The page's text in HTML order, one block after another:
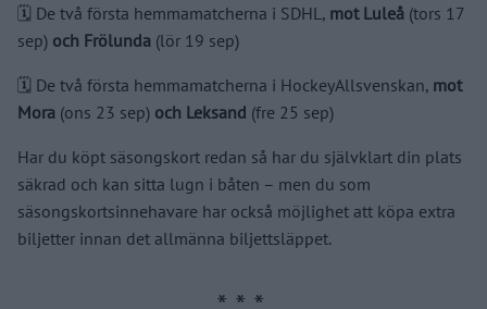
🗓️ De två första hemmamatcherna i SDHL, mot Luleå (tors 17
sep) och Frölunda (lör 19 sep)
🗓️ De två första hemmamatcherna i HockeyAllsvenskan, mot
Mora (ons 23 sep) och Leksand (fre 25 sep)
Har du köpt säsongskort redan så har du självklart din plats
säkrad och kan sitta lugn i båten – men du som
säsongskortsinnehavare har också möjlighet att köpa extra
biljetter innan det allmänna biljettsläppet.